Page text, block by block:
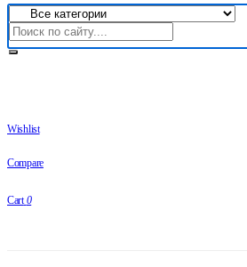
Wishlist
Compare
Cart 0